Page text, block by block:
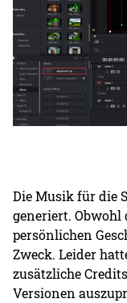
Die Musik für die
generiert.
persönlichen
Zweck. Leider
zusätzliche
Versionen